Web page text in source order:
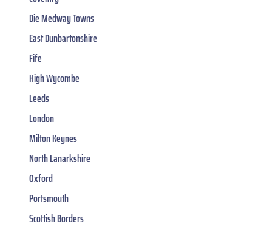
Die Medway Towns
East Dunbartonshire
Fife
High Wycombe
Leeds
London
Milton Keynes
North Lanarkshire
Oxford
Portsmouth
Scottish Borders